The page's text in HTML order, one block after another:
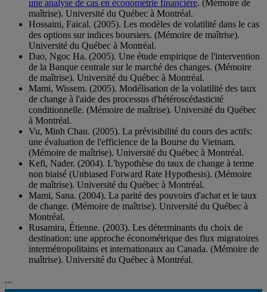
une analyse de cas en économétrie financière. (Mémoire de
maîtrise). Université du Québec à Montréal.
Hossaini, Faical. (2005). Les modèles de volatilité dans le cas
des options sur indices boursiers. (Mémoire de maîtrise).
Université du Québec à Montréal.
Dao, Ngoc Ha. (2005). Une étude empirique de l'intervention
de la Banque centrale sur le marché des changes. (Mémoire
de maîtrise). Université du Québec à Montréal.
Mami, Wissem. (2005). Modélisation de la volatilité des taux
de change à l'aide des processus d'hétéroscédasticité
conditionnelle. (Mémoire de maîtrise). Université du Québec
à Montréal.
Vu, Minh Chau. (2005). La prévisibilité du cours des actifs:
une évaluation de l'efficience de la Bourse du Vietnam.
(Mémoire de maîtrise). Université du Québec à Montréal.
Kefi, Nader. (2004). L'hypothèse du taux de change à terme
non biaisé (Unbiased Forward Rate Hypothesis). (Mémoire
de maîtrise). Université du Québec à Montréal.
Mami, Sana. (2004). La parité des pouvoirs d'achat et le taux
de change. (Mémoire de maîtrise). Université du Québec à
Montréal.
Rusamira, Étienne. (2003). Les déterminants du choix de
destination: une approche économétrique des flux migratoires
intermétropolitains et internationaux au Canada. (Mémoire de
maîtrise). Université du Québec à Montréal.
...